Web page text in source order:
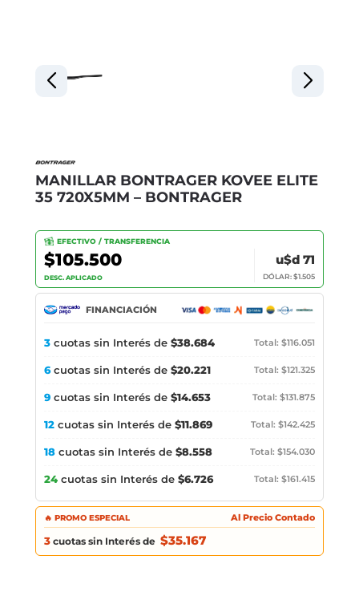
MANILLAR BONTRAGER KOVEE ELITE
35 720X5MM – BONTRAGER
EFECTIVO / TRANSFERENCIA
$105.500
DESC. APLICADO
u$d 71
DÓLAR: $1.505
FINANCIACIÓN
3 cuotas sin Interés de $38.684 Total: $116.051
6cuotas sin Interés de $20.221 Total: $121.325
9 cuotas sin Interés de $14.653 Total: $131.875
12 cuotas sin Interés de $11.869 Total: $142.425
18 cuotas sin Interés de $8.558 Total: $154.030
24 cuotas sin Interés de $6.726 Total: $161.415
🔥 PROMO ESPECIAL Al Precio Contado
3 cuotas sin Interés de $35.167